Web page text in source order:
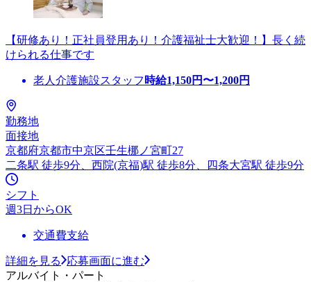
【研修あり！正社員登用あり！介護福祉士大歓迎！】長く続
けられる仕事です
老人介護施設スタッフ 時給1,150円〜1,200円
勤務地
面接地
京都府京都市中京区壬生梛ノ宮町27
二条駅 徒歩9分、西院(京福)駅 徒歩8分、四条大宮駅 徒歩9分
シフト
週3日からOK
交通費支給
詳細を見る
応募画面に進む
アルバイト・パート